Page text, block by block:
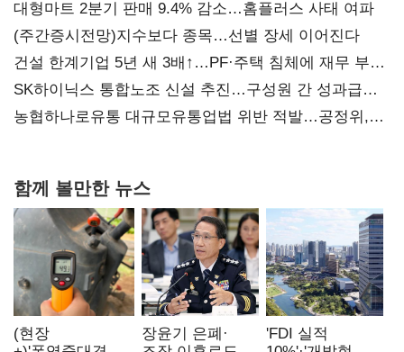
대형마트 2분기 판매 9.4% 감소…홈플러스 사태 여파
(주간증시전망)지수보다 종목…선별 장세 이어진다
건설 한계기업 5년 새 3배↑…PF·주택 침체에 재무 부담
확대
SK하이닉스 통합노조 신설 추진…구성원 간 성과급
불만 확산
농협하나로유통 대규모유통업법 위반 적발…공정위,
함께 볼만한 뉴스
(현장
장윤기 은폐·
'FDI 실적